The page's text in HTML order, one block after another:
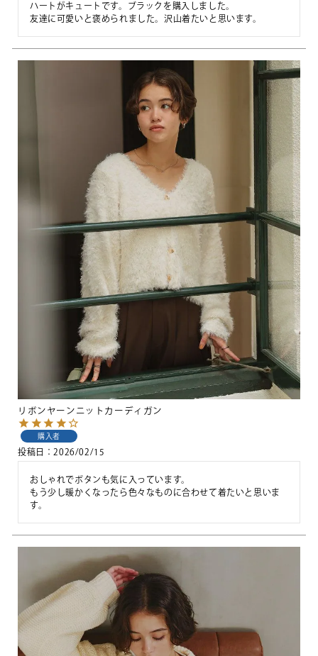
ハートがキュートです。ブラックを購入しました。
友達に可愛いと褒められました。沢山着たいと思います。
リボンヤーンニットカーディガン
購入者
投稿日 2026/02/15
おしゃれでボタンも気に入っています。
もう少し暖かくなったら色々なものに合わせて着たいと思いま
す。